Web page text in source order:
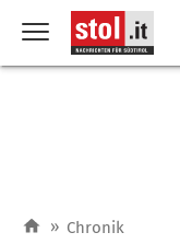
» Chronik